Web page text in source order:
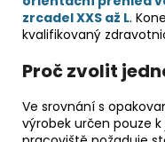
zrcadel XXS až L.
kvalifikovaný
Proč zvolit
Ve srovnání s
výrobek určen pouze